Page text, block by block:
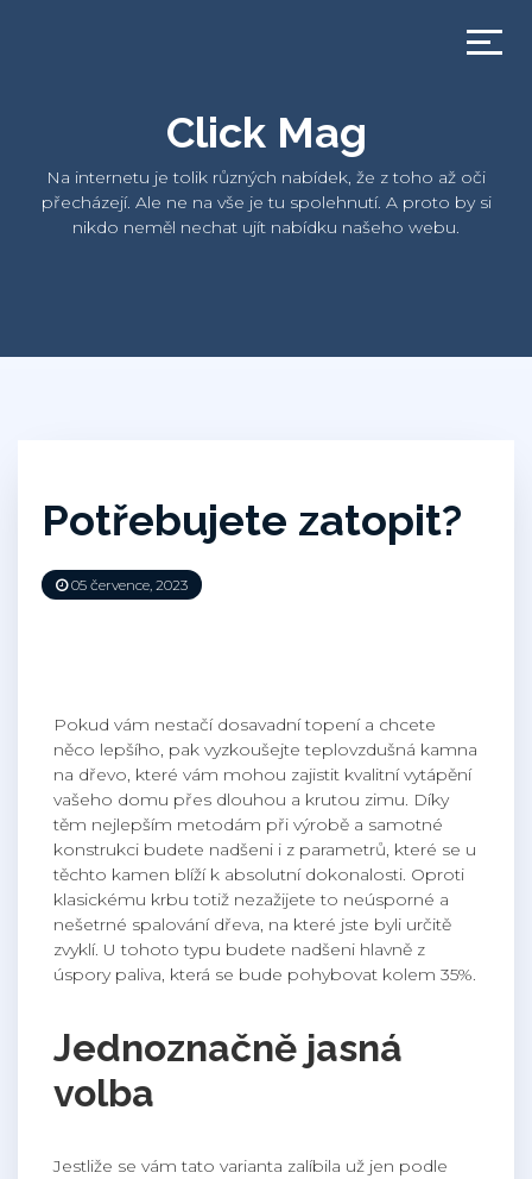
Click Mag
Na internetu je tolik různých nabídek, že z toho až oči
přecházejí. Ale ne na vše je tu spolehnutí. A proto by si
nikdo neměl nechat ujít nabídku našeho webu.
Potřebujete zatopit?
05 července, 2023
Pokud vám nestačí dosavadní topení a chcete
něco lepšího, pak vyzkoušejteteplovzdušná kamna
na dřevo, které vám mohou zajistit kvalitní vytápění
vašeho domu přes dlouhou a krutou zimu. Díky
těm nejlepším metodám při výrobě a samotné
konstrukci budete nadšeni i z parametrů, které se u
těchto kamen blíží k absolutní dokonalosti. Oproti
klasickému krbu totiž nezažijete to neúsporné a
nešetrné spalování dřeva, na které jste byli určitě
zvyklí. U tohoto typu budete nadšeni hlavně z
úspory paliva, která se bude pohybovat kolem 35%.
Jednoznačně jasná
volba
Jestliže se vám tato varianta zalíbila už jen podle